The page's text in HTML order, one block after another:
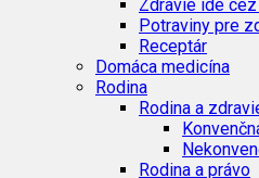
Zdravie ide
Potraviny pre
Receptár
Domáca medicína
Rodina
Rodina a
Rodina a právo